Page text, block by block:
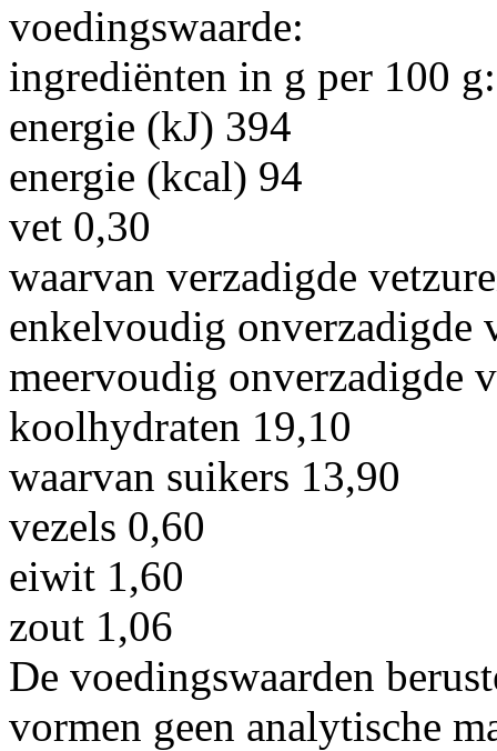
voedingswaarde:
ingrediënten in g per 100 g:
energie (kJ) 394
energie (kcal) 94
vet 0,30
waarvan verzadigde
enkelvoudig onverzadigde
meervoudig onverzadigde
koolhydraten 19,10
waarvan suikers 13,90
vezels 0,60
eiwit 1,60
zout 1,06
De voedingswaarden
vormen geen analytische